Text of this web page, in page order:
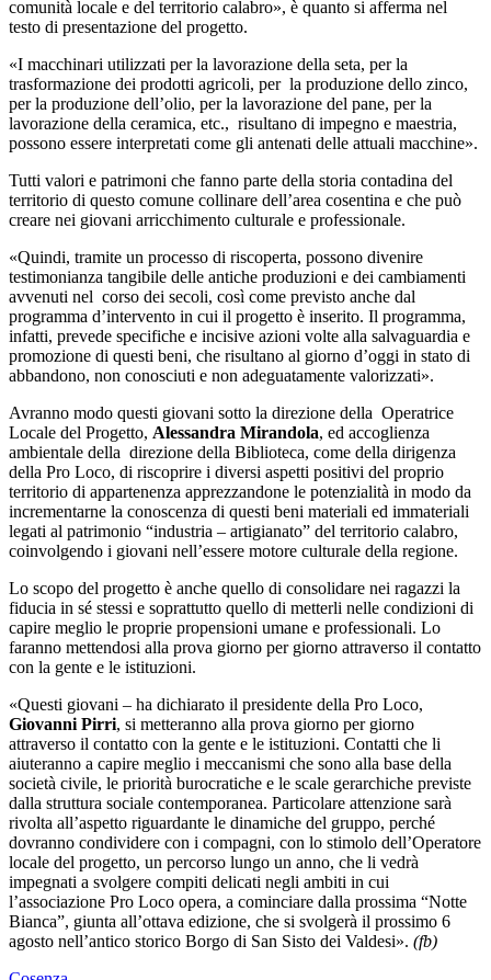
comunità locale e del territorio calabro», è quanto si afferma nel
testo di presentazione del progetto.
«I macchinari utilizzati per la lavorazione della seta, per la
trasformazione dei prodotti agricoli, per la produzione dello zinco,
per la produzione dell’olio, per la lavorazione del pane, per la
lavorazione della ceramica, etc., risultano di impegno e maestria,
possono essere interpretati come gli antenati delle attuali macchine».
Tutti valori e patrimoni che fanno parte della storia contadina del
territorio di questo comune collinare dell’area cosentina e che può
creare nei giovani arricchimento culturale e professionale.
«Quindi, tramite un processo di riscoperta, possono divenire
testimonianza tangibile delle antiche produzioni e dei cambiamenti
avvenuti nel corso dei secoli, così come previsto anche dal
programma d’intervento in cui il progetto è inserito. Il programma,
infatti, prevede specifiche e incisive azioni volte alla salvaguardia e
promozione di questi beni, che risultano al giorno d’oggi in stato di
abbandono, non conosciuti e non adeguatamente valorizzati».
Avranno modo questi giovani sotto la direzione della Operatrice
Locale del Progetto, Alessandra Mirandola, ed accoglienza
ambientale della direzione della Biblioteca, come della dirigenza
della Pro Loco, di riscoprire i diversi aspetti positivi del proprio
territorio di appartenenza apprezzandone le potenzialità in modo da
incrementarne la conoscenza di questi beni materiali ed immateriali
legati al patrimonio “industria – artigianato” del territorio calabro,
coinvolgendo i giovani nell’essere motore culturale della regione.
Lo scopo del progetto è anche quello di consolidare nei ragazzi la
fiducia in sé stessi e soprattutto quello di metterli nelle condizioni di
capire meglio le proprie propensioni umane e professionali. Lo
faranno mettendosi alla prova giorno per giorno attraverso il contatto
con la gente e le istituzioni.
«Questi giovani – ha dichiarato il presidente della Pro Loco,
Giovanni Pirri, si metteranno alla prova giorno per giorno
attraverso il contatto con la gente e le istituzioni. Contatti che li
aiuteranno a capire meglio i meccanismi che sono alla base della
società civile, le priorità burocratiche e le scale gerarchiche previste
dalla struttura sociale contemporanea. Particolare attenzione sarà
rivolta all’aspetto riguardante le dinamiche del gruppo, perché
dovranno condividere con i compagni, con lo stimolo dell’Operatore
locale del progetto, un percorso lungo un anno, che li vedrà
impegnati a svolgere compiti delicati negli ambiti in cui
l’associazione Pro Loco opera, a cominciare dalla prossima “Notte
Bianca”, giunta all’ottava edizione, che si svolgerà il prossimo 6
agosto nell’antico storico Borgo di San Sisto dei Valdesi». (fb)